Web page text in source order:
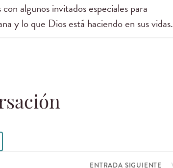
algunos invitados especiales para
y lo que Dios está haciendo en sus vidas.
ENTRADA SIGUIENTE